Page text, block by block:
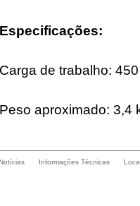
Especificações:
Carga de trabalho:
Peso aproximado: 3,4
Informações Técnicas